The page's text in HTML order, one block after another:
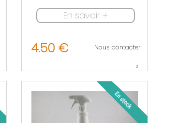
En savoir +
4.50 € Nous contacter
0